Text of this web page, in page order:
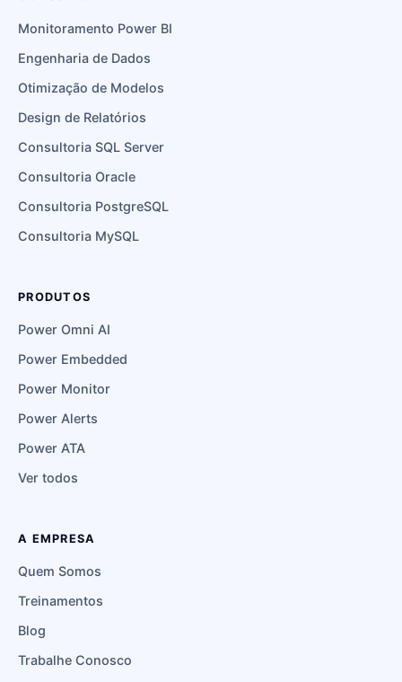
Monitoramento Power BI
Engenharia de Dados
Otimização de Modelos
Design de Relatórios
Consultoria SQL Server
Consultoria Oracle
Consultoria PostgreSQL
Consultoria MySQL
PRODUTOS
Power Omni AI
Power Embedded
Power Monitor
Power Alerts
Power ATA
Ver todos
A EMPRESA
Quem Somos
Treinamentos
Blog
Trabalhe Conosco